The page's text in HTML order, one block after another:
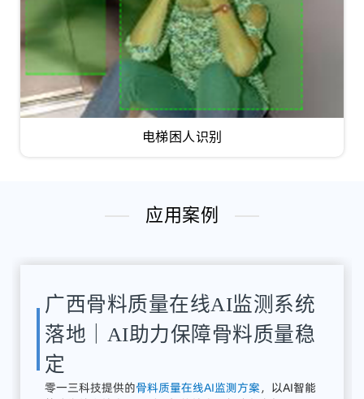
电梯困人识别
应用案例
湖南骨料检测系统应用案例｜
AI骨料粒径识别与质量在线监
测方案